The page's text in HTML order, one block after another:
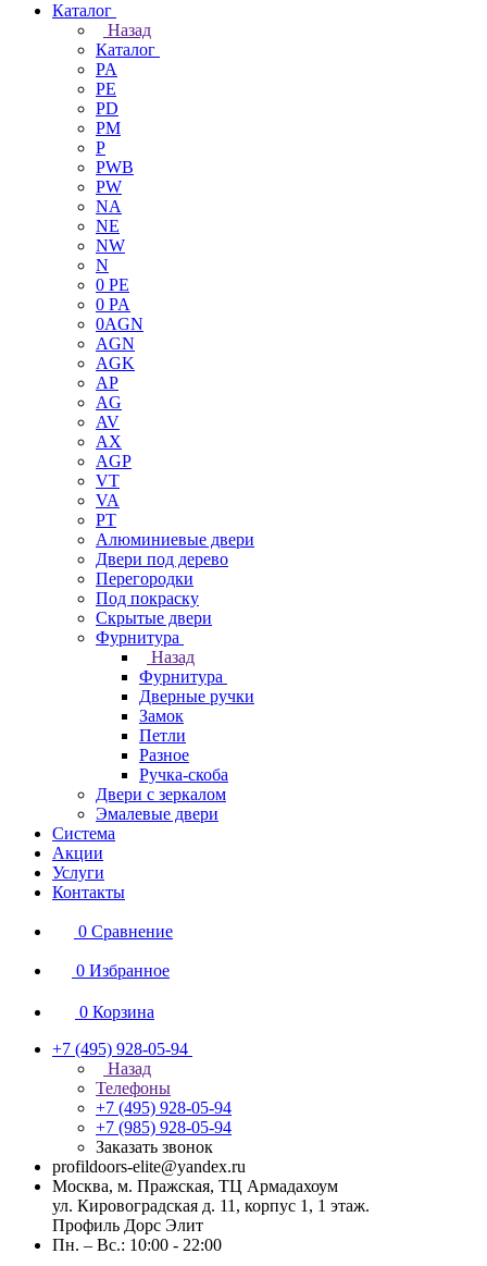
Каталог
Назад
Каталог
PA
PE
PD
PM
P
PWB
PW
NA
NE
NW
N
0 PE
0 PA
0AGN
AGN
AGK
AP
AG
AV
AX
AGP
VT
VA
PT
Алюминиевые двери
Двери под дерево
Перегородки
Под покраску
Скрытые двери
Фурнитура
Назад
Фурнитура
Дверные ручки
Замок
Петли
Разное
Ручка-скоба
Двери с зеркалом
Эмалевые двери
Система
Акции
Услуги
Контакты
0 Сравнение
0 Избранное
0 Корзина
+7 (495) 928-05-94
Назад
Телефоны
+7 (495) 928-05-94
+7 (985) 928-05-94
Заказать звонок
profildoors-elite@yandex.ru
Москва, м. Пражская, ТЦ Армадахоум
ул. Кировоградская д. 11, корпус 1, 1 этаж.
Профиль Дорс Элит
Пн. – Вс.: 10:00 - 22:00